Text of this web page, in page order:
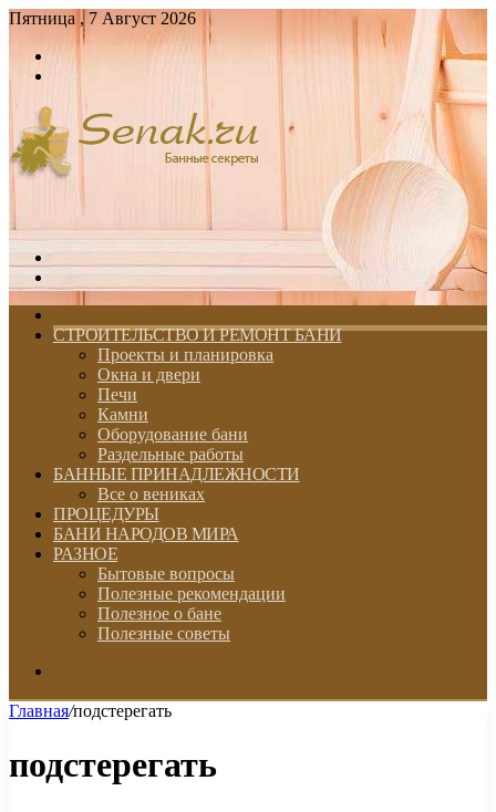
Пятница , 7 Август 2026
Войти
skin
СТРОИТЕЛЬСТВО И РЕМОНТ БАНИ
Проекты и планировка
Окна и двери
Печи
Камни
Оборудование бани
Раздельные работы
БАННЫЕ ПРИНАДЛЕЖНОСТИ
Все о вениках
ПРОЦЕДУРЫ
БАНИ НАРОДОВ МИРА
РАЗНОЕ
Бытовые вопросы
Полезные рекомендации
Полезное о бане
Полезные советы
Главная/подстерегать
подстерегать